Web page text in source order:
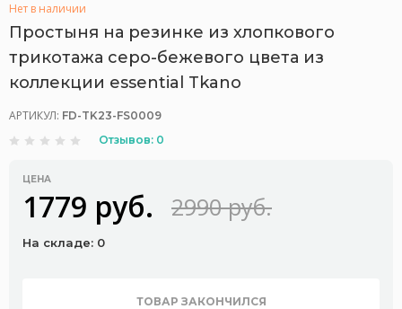
Нет в наличии
Простыня на резинке из хлопкового
трикотажа серо-бежевого цвета из
коллекции essential Tkano
АРТИКУЛ: FD-TK23-FS0009
Отзывов: 0
ЦЕНА
1779 руб. 2990 руб.
На складе: 0
ТОВАР ЗАКОНЧИЛСЯ